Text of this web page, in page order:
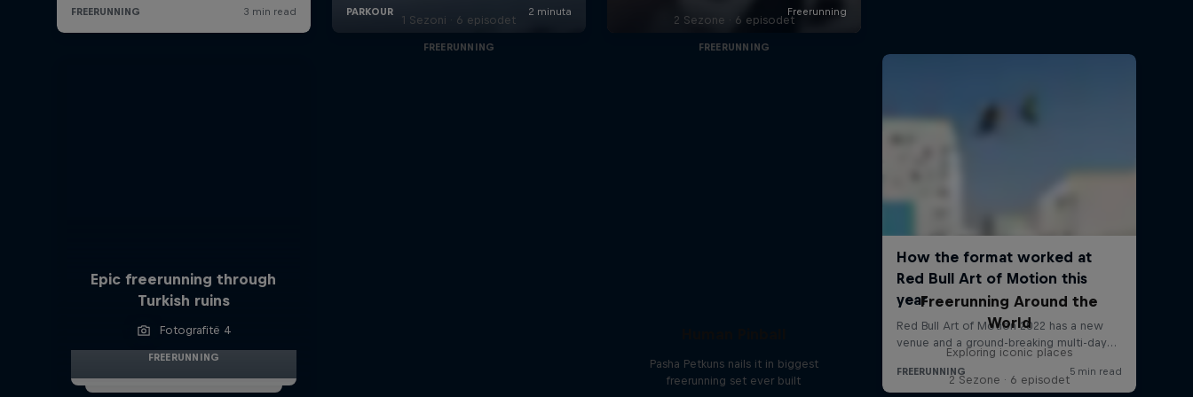
Epic freerunning through
Turkish ruins
Fotografitë 4
FREERUNNING
1 Sezoni · 6 episodet
FREERUNNING
2 Sezone · 6 episodet
FREERUNNING
Pasha Petkuns nails it in biggest
freerunning set ever built
Freerunning Around the
World
Exploring iconic places
2 Sezone · 6 episodet